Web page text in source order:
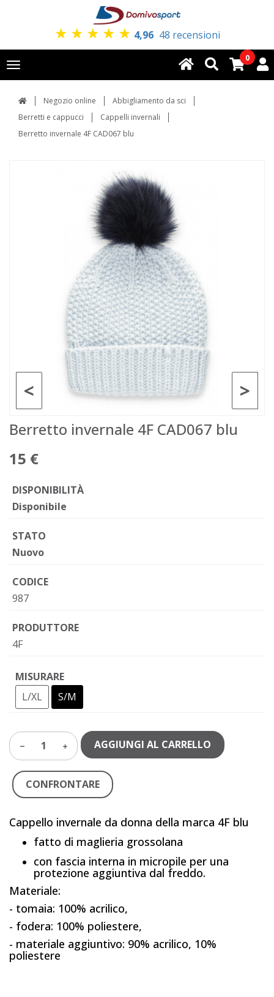
★ ★ ★ ★ ★ 4,96 48 recensioni
Toggle
navigation
0
Negozio online
Abbigliamento da sci
Berretti e cappucci
Cappelli invernali
Berretto invernale 4F CAD067 blu
>
<
Berretto invernale 4F CAD067 blu
15 €
DISPONIBILITÀ
Disponibile
STATO
Nuovo
CODICE
987
PRODUTTORE
4F
MISURARE
L/XL
S/M
1 AGGIUNGI AL CARRELLO
CONFRONTARE
Cappello invernale da donna della marca 4F blu
fatto di maglieria grossolana
con fascia interna in micropile per una
protezione aggiuntiva dal freddo.
Materiale:
- tomaia: 100% acrilico,
- fodera: 100% poliestere,
- materiale aggiuntivo: 90% acrilico, 10%
poliestere